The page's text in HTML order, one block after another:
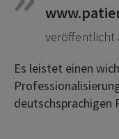
veröffentlicht
Es leistet einen
deutschsprachigen